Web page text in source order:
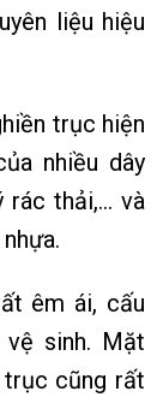
liệu hiệu
trục hiện
nhiều dây
rác thải,… và
êm ái, cấu
vệ sinh. Mặt
trục cũng rất